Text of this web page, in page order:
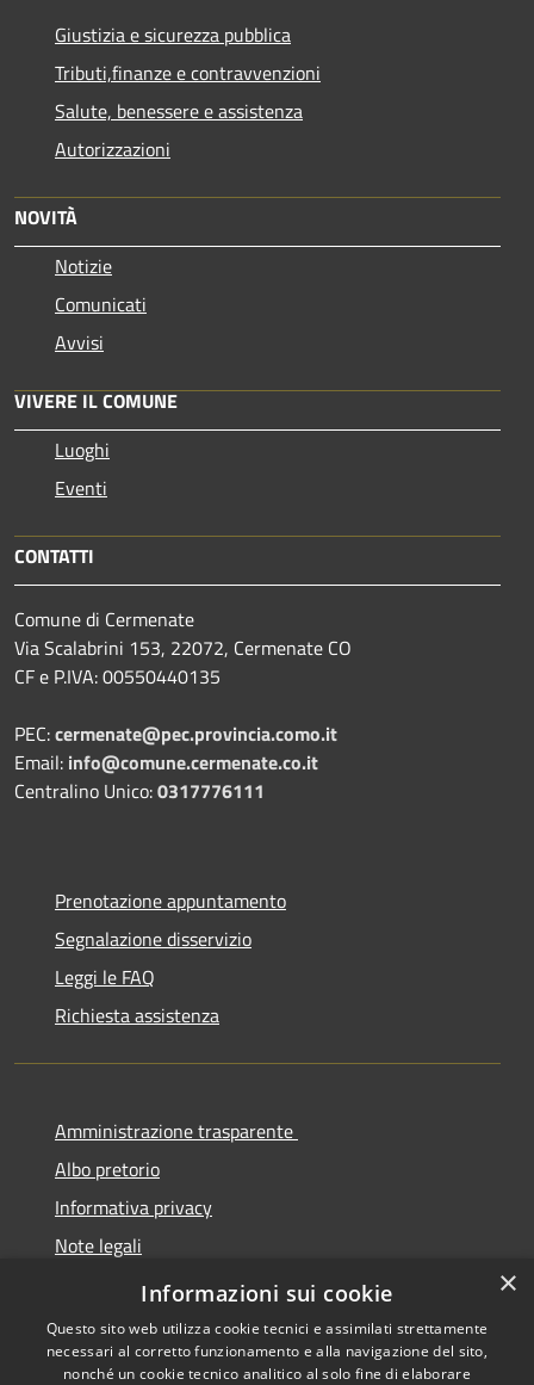
Giustizia e sicurezza pubblica
Tributi,finanze e contravvenzioni
Salute, benessere e assistenza
Autorizzazioni
NOVITÀ
Notizie
Comunicati
Avvisi
VIVERE IL COMUNE
Luoghi
Eventi
CONTATTI
Comune di Cermenate
Via Scalabrini 153, 22072, Cermenate CO
CF e P.IVA: 00550440135
PEC:cermenate@pec.provincia.como.it
Email: info@comune.cermenate.co.it
Centralino Unico:0317776111
Prenotazione appuntamento
Segnalazione disservizio
Leggi le FAQ
Richiesta assistenza
Amministrazione trasparente
Albo pretorio
Informativa privacy
Note legali
Dichiarazione di accessibilità
×
Informazioni sui cookie
Questo sito web utilizza cookie tecnici e assimilati strettamente
necessari al corretto funzionamento e alla navigazione del sito,
nonché un cookie tecnico analitico al solo fine di elaborare